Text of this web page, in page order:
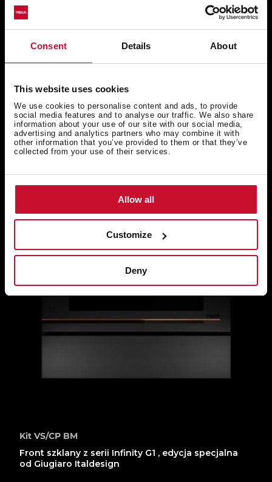
Consent Details About
This website uses cookies
We use cookies to personalise content and ads, to provide
social media features and to analyse our traffic. We also share
information about your use of our site with our social media,
advertising and analytics partners who may combine it with
other information that you’ve provided to them or that they’ve
collected from your use of their services.
Allow all
Customize
Deny
Kit VS/CP BM
Front szklany z serii Infinity G1 , edycja specjalna
od Giugiaro Italdesign
HLB 85-G1 P BM MAESTRO PIZZA 340˚C
Piekarnik Maestro Pizza z serii Infinity G1, edycja